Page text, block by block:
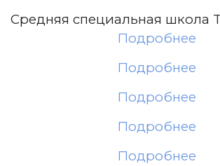
Средняя специальная школа
Подробнее
Подробнее
Подробнее
Подробнее
Подробнее